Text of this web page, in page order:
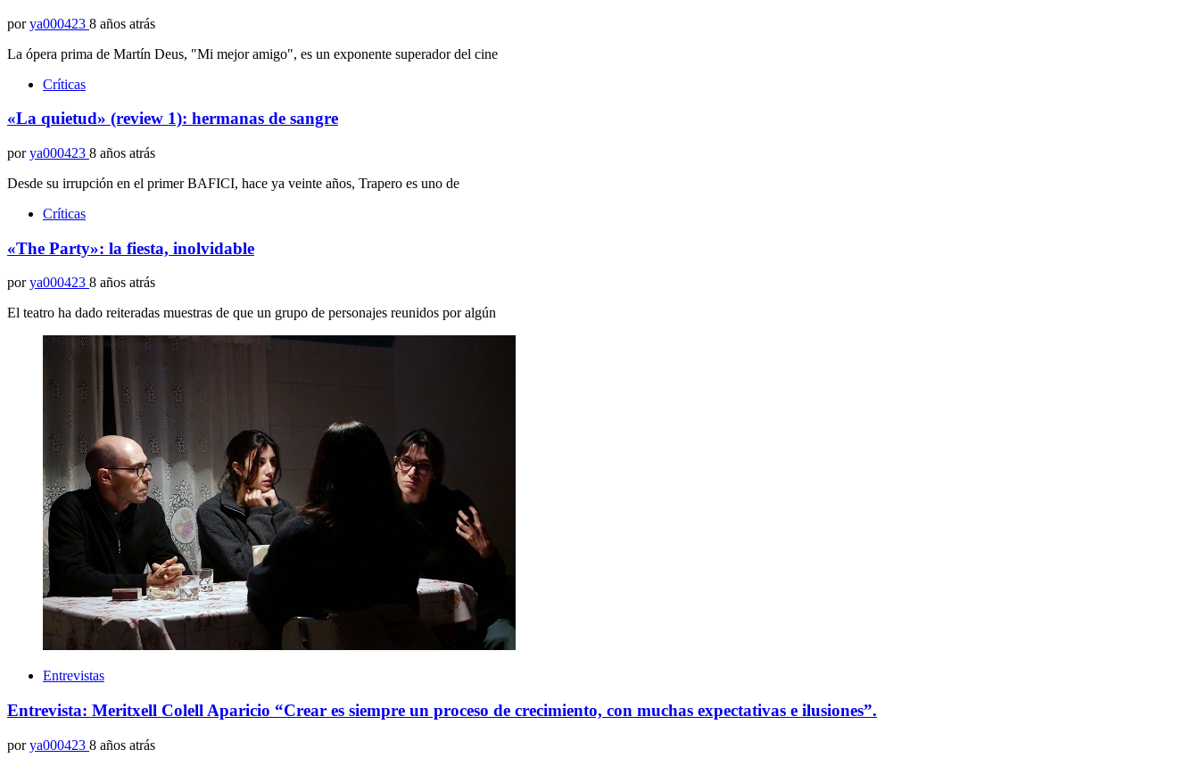
por ya000423 8 años atrás
La ópera prima de Martín Deus, "Mi mejor amigo", es un exponente superador del cine
Críticas
«La quietud» (review 1): hermanas de sangre
por ya000423 8 años atrás
Desde su irrupción en el primer BAFICI, hace ya veinte años, Trapero es uno de
Críticas
«The Party»: la fiesta, inolvidable
por ya000423 8 años atrás
El teatro ha dado reiteradas muestras de que un grupo de personajes reunidos por algún
Entrevistas
Entrevista: Meritxell Colell Aparicio “Crear es siempre un proceso de crecimiento, con muchas expectativas e ilusiones”.
por ya000423 8 años atrás